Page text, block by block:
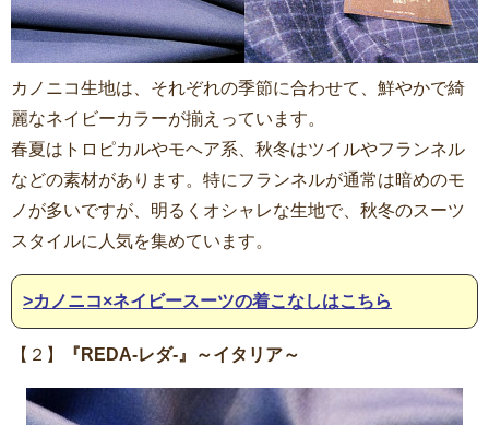
カノニコ生地は、それぞれの季節に合わせて、鮮やかで綺
麗なネイビーカラーが揃えっています。
春夏はトロピカルやモヘア系、秋冬はツイルやフランネル
などの素材があります。特にフランネルが通常は暗めのモ
ノが多いですが、明るくオシャレな生地で、秋冬のスーツ
スタイルに人気を集めています。
>カノニコ×ネイビースーツの着こなしはこちら
【２】 『REDA-レダ-』～イタリア～